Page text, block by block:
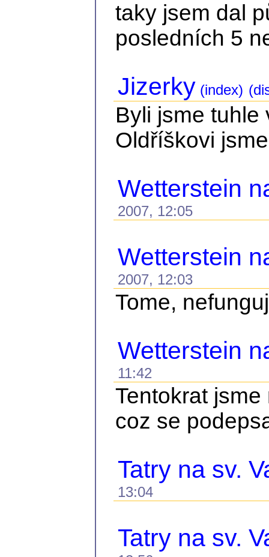
taky jsem dal
posledních 5
Jizerky (index)
Byli jsme tuhle
Oldříškovi
Wetterstein
2007, 12:05
Wetterstein
2007, 12:03
Tome,
Wetterstein
11:42
Tentokrat
coz se
Tatry na sv.
13:04
Tatry na sv.